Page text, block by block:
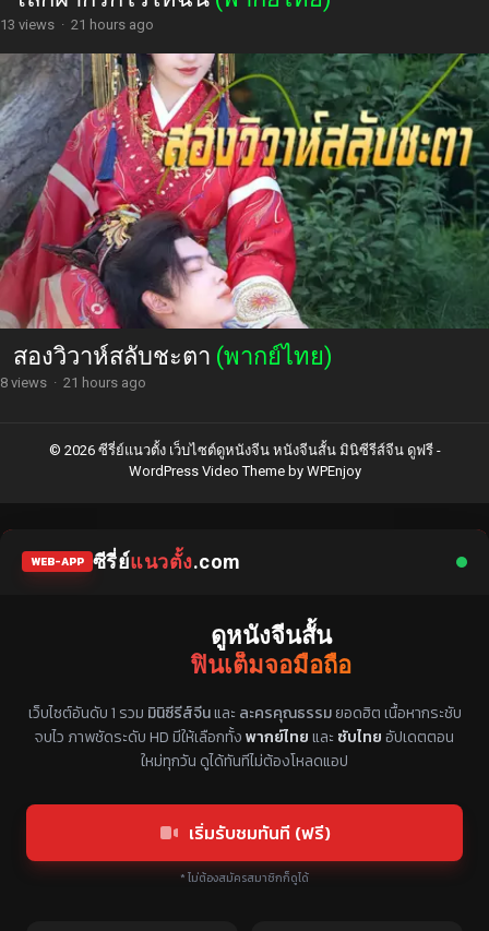
13 views · 21 hours ago
สองวิวาห์สลับชะตา (พากย์ไทย)
8 views · 21 hours ago
© 2026 ซีรี่ย์แนวตั้ง เว็บไซต์ดูหนังจีน หนังจีนสั้น มินิซีรีส์จีน ดูฟรี -
WordPress Video Themeby WPEnjoy
WEB-APP ซีรี่ย์แนวตั้ง.com
ดูหนังจีนสั้น
ฟินเต็มจอมือถือ
เว็บไซต์อันดับ 1 รวม มินิซีรีส์จีนและ ละครคุณธรรมยอดฮิต เนื้อหากระชับ
จบไว ภาพชัดระดับ HD มีให้เลือกทั้งพากย์ไทยและ ซับไทยอัปเดตตอน
ใหม่ทุกวัน ดูได้ทันทีไม่ต้องโหลดแอป
เริ่มรับชมทันที (ฟรี)
* ไม่ต้องสมัครสมาชิกก็ดูได้